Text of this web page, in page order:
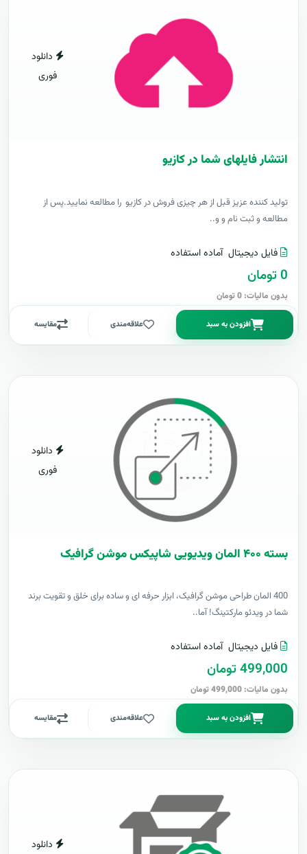
دانلود
فوری
انتشار فایلهای شما در کازیو
توليد کننده عزيز قبل از هر چیزی فروش در کازیو را مطالعه نمایید.پس از
مطالعه و ثبت نام و و..
فایل دیجیتال آماده استفاده
0 تومان
بدون مالیات: 0 تومان
افزودن به سبد علاقه‌مندی مقایسه
دانلود
فوری
بسته ۴۰۰ المان ویدیویی شاپیکس موشن گرافیک
400 المان طراحی موشن گرافیک، ابزار حرفه ای و ساده برای خلق و تقویت برند
شما در ویدئو مارکتینگ! آما..
فایل دیجیتال آماده استفاده
499,000 تومان
بدون مالیات: 499,000 تومان
افزودن به سبد علاقه‌مندی مقایسه
دانلود